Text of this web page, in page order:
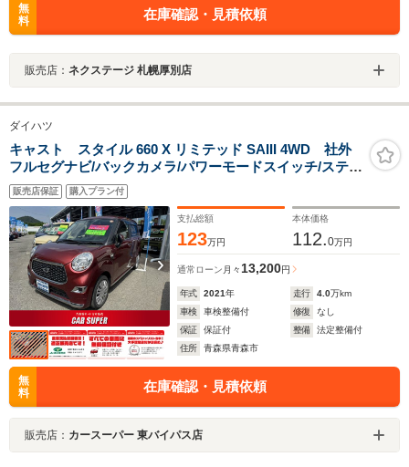
無
料
在庫確認・見積依頼
販売店： ネクステージ 札幌厚別店
ダイハツ
キャスト スタイル 660 X リミテッド SAIII 4WD 社外
フルセグナビ/バックカメラ/パワーモードスイッチ/ステア
リングスイッチ/両側シートヒーター/エンジンプッシュス
タート
販売店保証 購入プラン付
支払総額
123万円
本体価格
112.0万円
通常ローン 月々 13,200円
年式 2021年 走行 4.0万km
車検
車検整備付 修復
なし
保証
保証付 整備
法定整備付
住所
青森県青森市
無
料
在庫確認・見積依頼
販売店： カースーパー 東バイパス店